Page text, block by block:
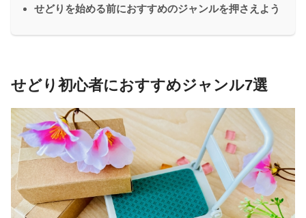
せどりを始める前におすすめのジャンルを押さえよう
せどり初心者におすすめジャンル7選